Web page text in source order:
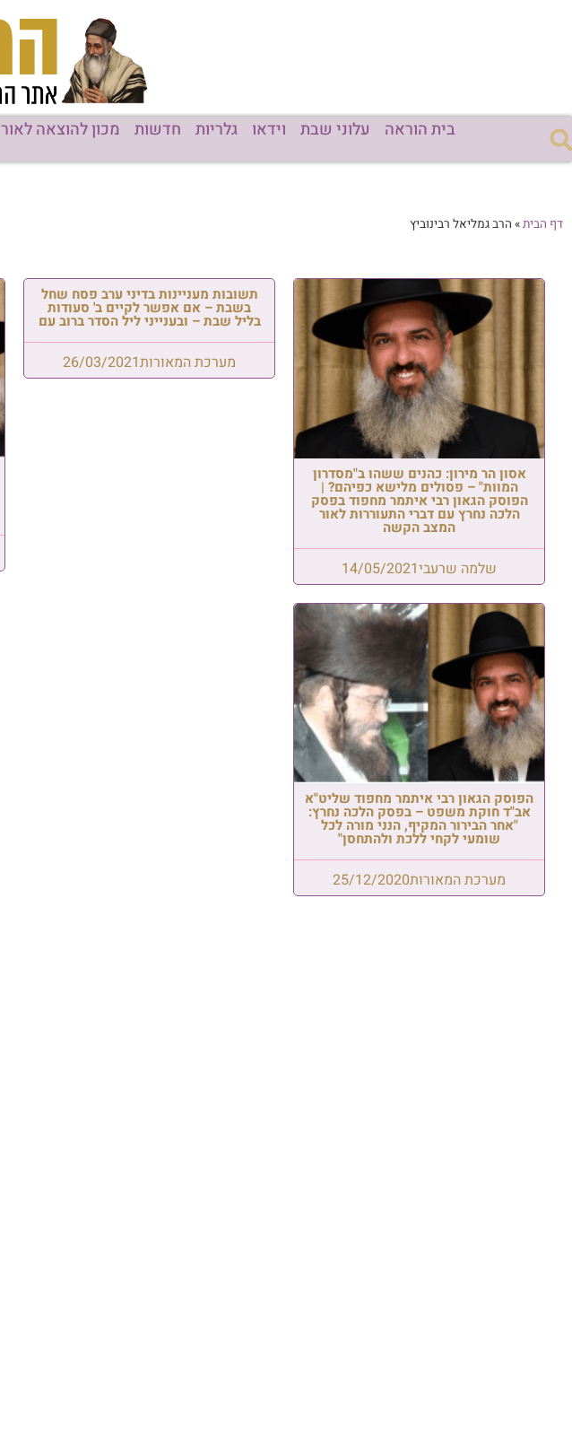
בית הוראה עלוני שבת וידאו גלריות חדשות מכון להוצאה לאור
דף הבית» הרב גמליאל רבינוביץ
אסון הר מירון: כהנים ששהו ב"מסדרון
המוות" – פסולים מלישא כפיהם? |
הפוסק הגאון רבי איתמר מחפוד בפסק
הלכה נחרץ עם דברי התעוררות לאור
המצב הקשה
שלמה שרעבי14/05/2021
תשובות מעניינות בדיני ערב פסח שחל
בשבת – אם אפשר לקיים ב' סעודות
בליל שבת – ובענייני ליל הסדר ברוב עם
מערכת המאורות26/03/2021
הפוסק הגאון רבי איתמר מחפוד שליט"א
אב"ד חוקת משפט – בפסק הלכה נחרץ:
"אחר הבירור המקיף, הנני מורה לכל
שומעי לקחי ללכת ולהתחסן"
מערכת המאורות25/12/2020